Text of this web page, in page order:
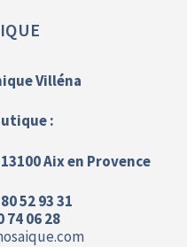
Villéna
:
Aix en Provence
52 93 31
74 06 28